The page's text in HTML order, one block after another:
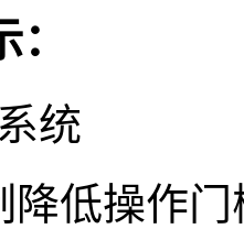
统
降低操作